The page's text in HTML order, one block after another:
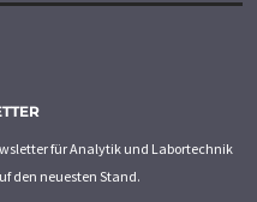
für Analytik und Labortechnik
den neuesten Stand.